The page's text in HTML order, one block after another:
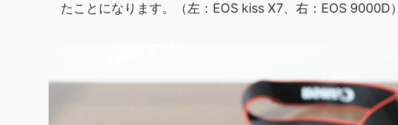
たことになります。（左：EOS kiss X7、右：EOS 9000D）